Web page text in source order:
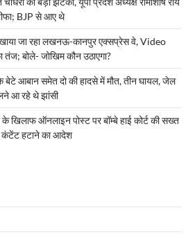
BJP से आए थे
जा रहा लखनऊ-कानपुर एक्सप्रेस वे, Video
बोले- जोखिम कौन उठाएगा?
आबान समेत दो की हादसे में मौत, तीन घायल, जेल
आ रहे थे झांसी
खिलाफ ऑनलाइन पोस्ट पर बॉम्बे हाई कोर्ट की सख्त
कंटेंट हटाने का आदेश